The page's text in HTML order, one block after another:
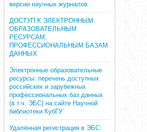
версии научных журналов
ДОСТУП К ЭЛЕКТРОННЫМ
ОБРАЗОВАТЕЛЬНЫМ
РЕСУРСАМ,
ПРОФЕССИОНАЛЬНЫМ БАЗАМ
ДАННЫХ
Электронные образовательные
ресурсы: перечень доступных
российских и зарубежных
профессиональных баз данных
(в т.ч. ЭБС) на сайте Научной
библиотеки КубГУ
Удалённая регистрация в ЭБС: